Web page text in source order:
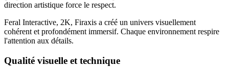
direction artistique force le respect.
Feral Interactive, 2K, Firaxis a créé un univers visuellement
cohérent et profondément immersif. Chaque environnement respire
l'attention aux détails.
Qualité visuelle et technique